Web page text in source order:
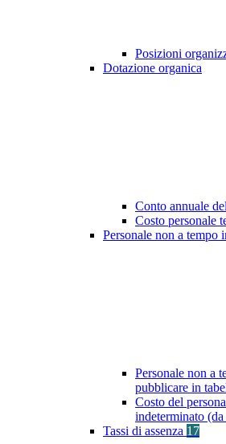
Posizioni
Dotazione organica
Conto annuale
Costo personale
Personale non a tempo
Personale non a
pubblicare in
Costo del
indeterminato
Tassi di assenza 17